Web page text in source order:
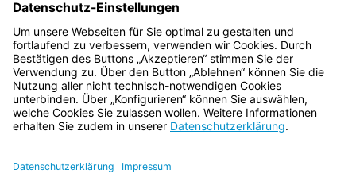
3. Hinsichtlich des vom Beschwerdeführer ebenfalls
beantragten Europäischen Nachlasszeugnisses fehlt
bislang eine nachlassgerichtliche Entscheidung.
Bayern.de
BayernPortal
Impressum